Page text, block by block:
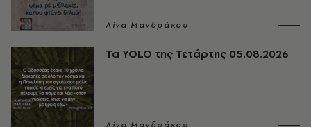
Λίνα Μανδράκου
Τα YOLO της Τετάρτης 05.08.2026
Λίνα Μανδράκου